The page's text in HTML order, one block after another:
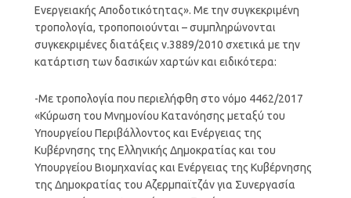
Ενεργειακής Αποδοτικότητας». Με την συγκεκριμένη
τροπολογία, τροποποιούνται – συμπληρώνονται
συγκεκριμένες διατάξεις ν.3889/2010 σχετικά με την
κατάρτιση των δασικών χαρτών και ειδικότερα:
-Με τροπολογία που περιελήφθη στο νόμο 4462/2017
«Κύρωση του Μνημονίου Κατανόησης μεταξύ του
Υπουργείου Περιβάλλοντος και Ενέργειας της
Κυβέρνησης της Ελληνικής Δημοκρατίας και του
Υπουργείου Βιομηχανίας και Ενέργειας της Κυβέρνησης
της Δημοκρατίας του Αζερμπαϊτζάν για Συνεργασία